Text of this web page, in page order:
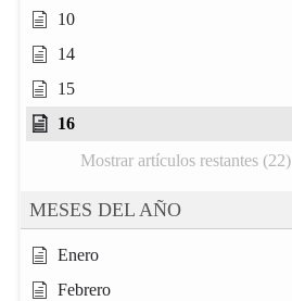
10
14
15
16
Mostrar artículos restantes (22)
MESES DEL AÑO
Enero
Febrero